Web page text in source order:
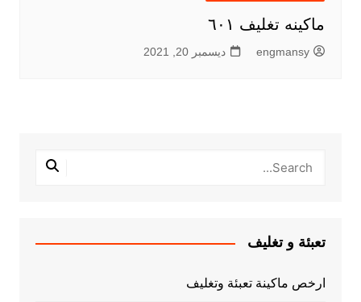
ماكينه تغليف ٦٠١
engmansy ديسمبر 20, 2021
تعبئة و تغليف
ارخص ماكينة تعبئة وتغليف